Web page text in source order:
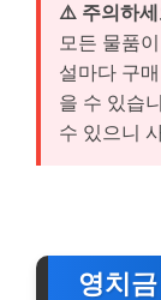
⚠️ 주의하세
모든 물품
설마다 구
을 수 있습
수 있으니
영치